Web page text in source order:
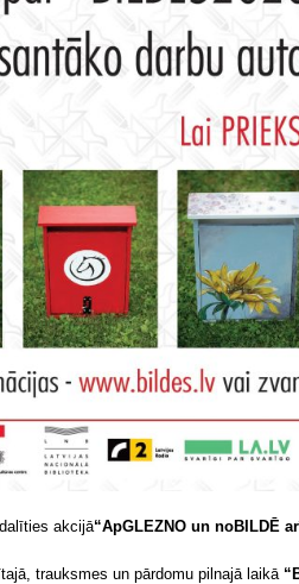
akcijā“ApGLEZNO un noBILDĒ
trauksmes un pārdomu pilnajā laikā